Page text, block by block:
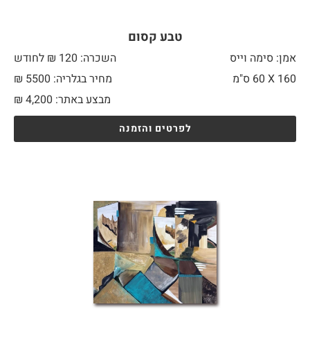
טבע קסום
אמן: סימה וייס
השכרה: 120 ₪ לחודש
160 X
מחיר בגלריה: 5500 ₪
מבצע באתר:
₪ 4,200
לפרטים והזמנה